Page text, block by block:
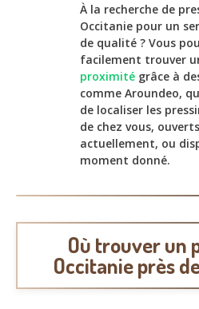
À la recherche de
Occitanie pour un
de qualité ? Vous
facilement trouver
proximité grâce à
comme Aroundeo,
de localiser les
de chez vous, ouverts
actuellement, ou
moment donné.
Où trouver un
Occitanie près